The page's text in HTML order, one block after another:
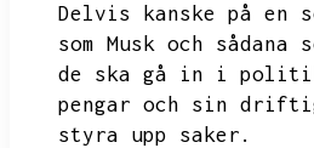
Delvis kanske på en
som Musk och sådana
de ska gå in i
pengar och sin
styra upp saker.